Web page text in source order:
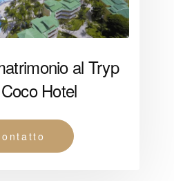
al Tryp
Hotel